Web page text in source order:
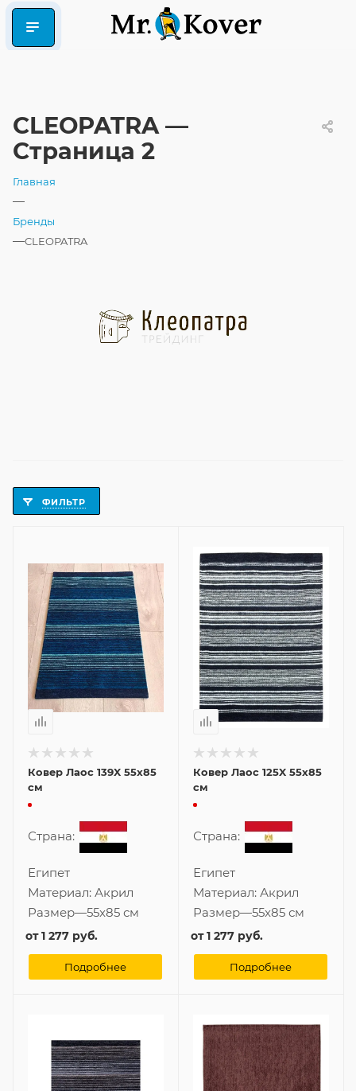
CLEOPATRA —
Страница 2
Главная
—
Бренды
—CLEOPATRA
ФИЛЬТР
Ковер Лаос 139X 55x85
см
Страна:
Египет
Материал: Акрил
Размер—55x85 см
от1 277 руб.
Подробнее
Ковер Лаос 125X 55x85
см
Страна:
Египет
Материал: Акрил
Размер—55x85 см
от1 277 руб.
Подробнее